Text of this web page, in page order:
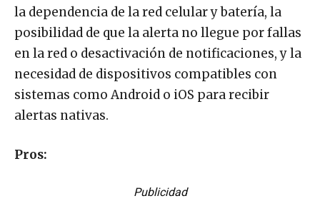
la dependencia de la red celular y batería, la
posibilidad de que la alerta no llegue por fallas
en la red o desactivación de notificaciones, y la
necesidad de dispositivos compatibles con
sistemas como Android o iOS para recibir
alertas nativas.
Pros:
Publicidad